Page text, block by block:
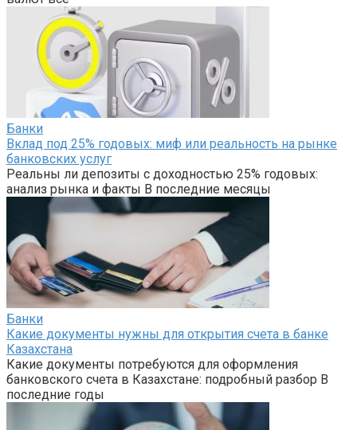
Банки
Вклад под 25% годовых: миф или реальность на рынке
банковских услуг
Реальны ли депозиты с доходностью 25% годовых:
анализ рынка и факты В последние месяцы
Банки
Какие документы нужны для открытия счета в банке
Казахстана
Какие документы потребуются для оформления
банковского счета в Казахстане: подробный разбор В
последние годы